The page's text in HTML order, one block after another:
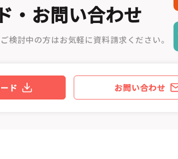
・お問い合わせ
検討中の方はお気軽に資料請求ください。
ド お問い合わせ